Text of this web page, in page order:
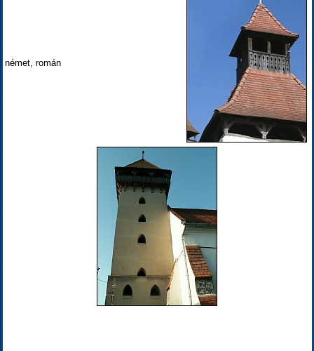
német, román